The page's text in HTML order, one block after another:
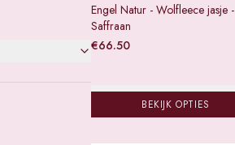
Engel Natur - Wolfleece jasje -
Saffraan
€66.50
BEKIJK OPTIES